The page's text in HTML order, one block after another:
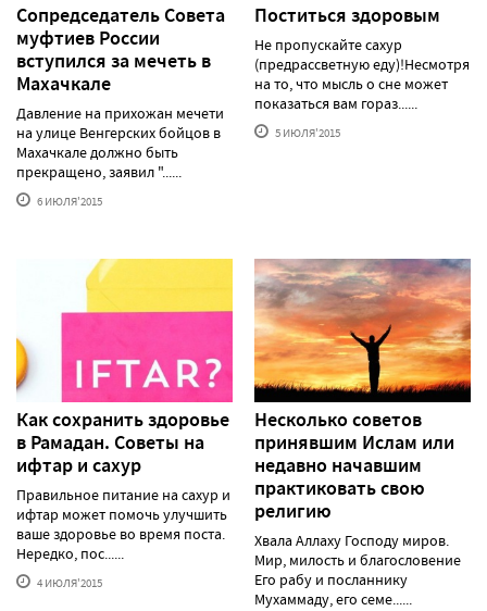
Сопредседатель Совета
муфтиев России
вступился за мечеть в
Махачкале
Давление на прихожан мечети
на улице Венгерских бойцов в
Махачкале должно быть
прекращено, заявил "......
6 ИЮЛЯ'2015
Поститься здоровым
Не пропускайте сахур
(предрассветную еду)!Несмотря
на то, что мысль о сне может
показаться вам гораз......
5 ИЮЛЯ'2015
Как сохранить здоровье
в Рамадан. Советы на
ифтар и сахур
Правильное питание на сахур и
ифтар может помочь улучшить
ваше здоровье во время поста.
Нередко, пос......
4 ИЮЛЯ'2015
Несколько советов
принявшим Ислам или
недавно начавшим
практиковать свою
религию
Хвала Аллаху Господу миров.
Мир, милость и благословение
Его рабу и посланнику
Мухаммаду, его семе......